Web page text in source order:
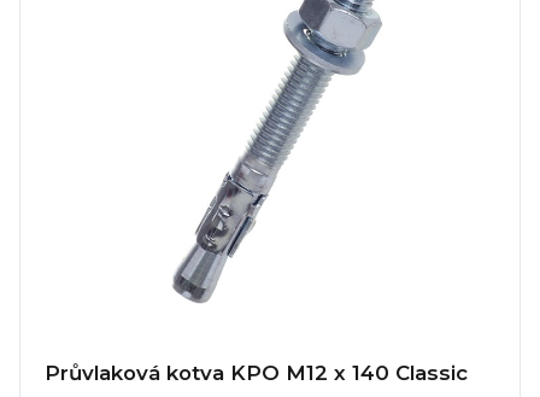
Průvlaková kotva KPO M12 x 140 Classic